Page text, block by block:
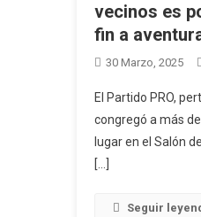
vecinos es
fin a
30 Marzo, 2025
El Partido PRO,
congregó a más
lugar en el Salón
[…]
Seguir